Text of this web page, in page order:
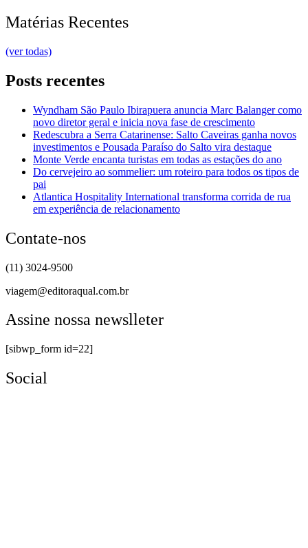
Matérias Recentes
(ver todas)
Posts recentes
Wyndham São Paulo Ibirapuera anuncia Marc Balanger como
novo diretor geral e inicia nova fase de crescimento
Redescubra a Serra Catarinense: Salto Caveiras ganha novos
investimentos e Pousada Paraíso do Salto vira destaque
Monte Verde encanta turistas em todas as estações do ano
Do cervejeiro ao sommelier: um roteiro para todos os tipos de
pai
Atlantica Hospitality International transforma corrida de rua
em experiência de relacionamento
Contate-nos
(11) 3024-9500
viagem@editoraqual.com.br
Assine nossa newslleter
[sibwp_form id=22]
Social